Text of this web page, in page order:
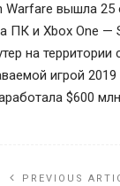
Warfare вышла 25
ПК и Xbox One —
на
игрой
$600
PREVIOUS